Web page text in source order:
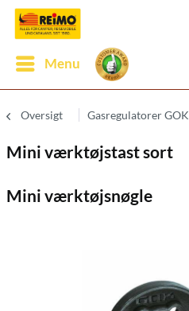
Menu
Oversigt Gasregulatorer GOK
Mini værktøjstast sort
Mini værktøjsnøgle